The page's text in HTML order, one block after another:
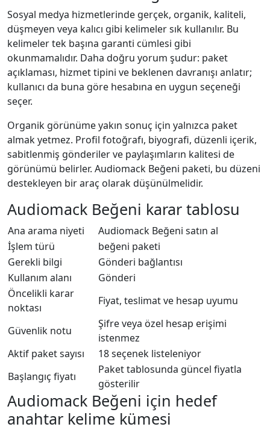
Sosyal medya hizmetlerinde gerçek, organik, kaliteli,
düşmeyen veya kalıcı gibi kelimeler sık kullanılır. Bu
kelimeler tek başına garanti cümlesi gibi
okunmamalıdır. Daha doğru yorum şudur: paket
açıklaması, hizmet tipini ve beklenen davranışı anlatır;
kullanıcı da buna göre hesabına en uygun seçeneği
seçer.
Organik görünüme yakın sonuç için yalnızca paket
almak yetmez. Profil fotoğrafı, biyografi, düzenli içerik,
sabitlenmiş gönderiler ve paylaşımların kalitesi de
görünümü belirler. Audiomack Beğeni paketi, bu düzeni
destekleyen bir araç olarak düşünülmelidir.
Audiomack Beğeni karar tablosu
Ana arama niyeti
Audiomack Beğeni satın al
İşlem türü
beğeni paketi
Gerekli bilgi
Gönderi bağlantısı
Kullanım alanı
Gönderi
Öncelikli karar
noktası
Fiyat, teslimat ve hesap uyumu
Güvenlik notu
Şifre veya özel hesap erişimi
istenmez
Aktif paket sayısı
18 seçenek listeleniyor
Başlangıç fiyatı
Paket tablosunda güncel fiyatla
gösterilir
Audiomack Beğeni için hedef
anahtar kelime kümesi